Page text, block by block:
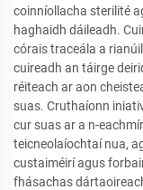
coinníollacha sterilité
haghaidh dáileadh.
córais traceála a
cuireadh an táirge
réiteach ar aon
suas. Cruthaíonn
cur suas ar a n-
teicneolaíochtaí nua,
custaiméirí agus
fhásachas